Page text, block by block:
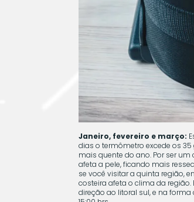
Janeiro, fevereiro e março:
dias o termômetro excede os
mais quente do ano. Por ser
afeta a pele, ficando mais
se você visitar a quinta região,
costeira afeta o clima da
direção ao litoral sul, e na